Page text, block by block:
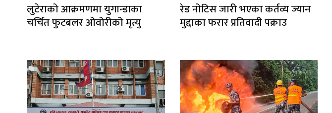
लुटेराको आक्रमणमा युगान्डाका
चर्चित फुटबलर ओवोरीको मृत्यु
रेड नोटिस जारी भएका कर्तव्य ज्यान
मुद्दाका फरार प्रतिवादी पक्राउ